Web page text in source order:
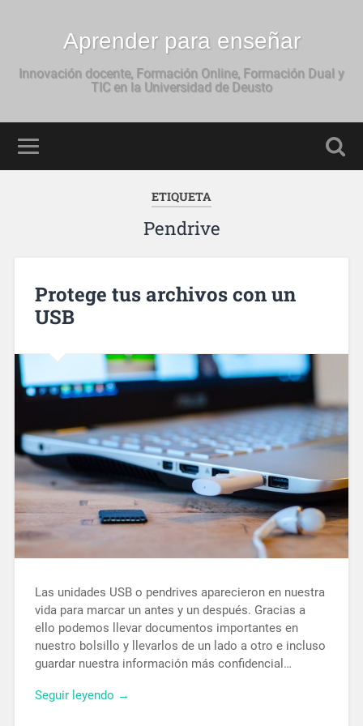
Aprender para enseñar
Innovación docente, Formación Online, Formación Dual y
TIC en la Universidad de Deusto
ETIQUETA
Pendrive
Protege tus archivos con un
USB
Las unidades USB o pendrives aparecieron en nuestra
vida para marcar un antes y un después. Gracias a
ello podemos llevar documentos importantes en
nuestro bolsillo y llevarlos de un lado a otro e incluso
guardar nuestra información más confidencial…
Seguir leyendo →